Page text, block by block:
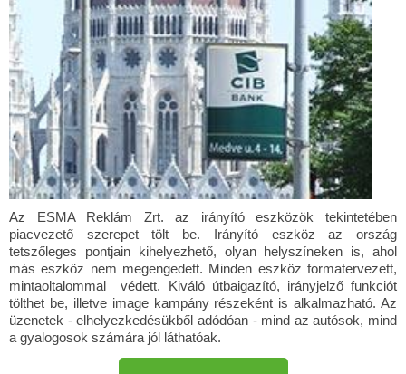
Az ESMA Reklám Zrt. az irányító eszközök tekintetében
piacvezető szerepet tölt be. Irányító eszköz az ország
tetszőleges pontjain kihelyezhető, olyan helyszíneken is, ahol
más eszköz nem megengedett. Minden eszköz formatervezett,
mintaoltalommal védett. Kiváló útbaigazító, irányjelző funkciót
tölthet be, illetve image kampány részeként is alkalmazható. Az
üzenetek - elhelyezkedésükből adódóan - mind az autósok, mind
a gyalogosok számára jól láthatóak.